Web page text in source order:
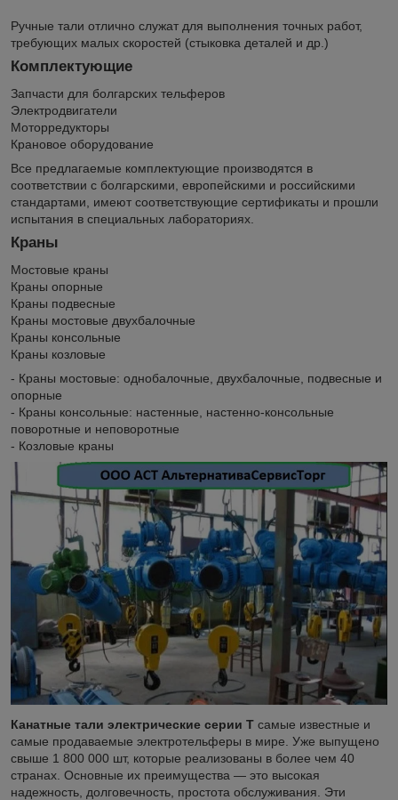
Ручные тали отлично служат для выполнения точных работ,
требующих малых скоростей (стыковка деталей и др.)
Комплектующие
Запчасти для болгарских тельферов
Электродвигатели
Моторредукторы
Крановое оборудование
Все предлагаемые комплектующие производятся в
соответствии с болгарскими, европейскими и российскими
стандартами, имеют соответствующие сертификаты и прошли
испытания в специальных лабораториях.
Краны
Мостовые краны
Краны опорные
Краны подвесные
Краны мостовые двухбалочные
Краны консольные
Краны козловые
- Краны мостовые: однобалочные, двухбалочные, подвесные и
опорные
- Краны консольные: настенные, настенно-консольные
поворотные и неповоротные
- Козловые краны
Канатные тали электрические серии Т самые известные и
самые продаваемые электротельферы в мире. Уже выпущено
свыше 1 800 000 шт, которые реализованы в более чем 40
странах. Основные их преимущества — это высокая
надежность, долговечность, простота обслуживания. Эти